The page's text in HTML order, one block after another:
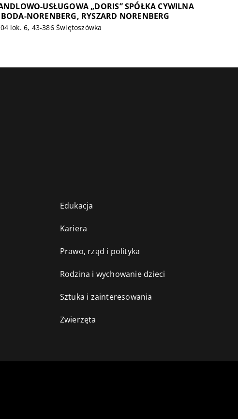
USŁUGOWA „DORIS” SPÓŁKA CYWILNA
NORENBERG, RYSZARD NORENBERG
lok. 6, 43-386 Świętoszówka
Edukacja
Kariera
Prawo, rząd i polityka
Rodzina i wychowanie dzieci
Sztuka i zainteresowania
Zwierzęta